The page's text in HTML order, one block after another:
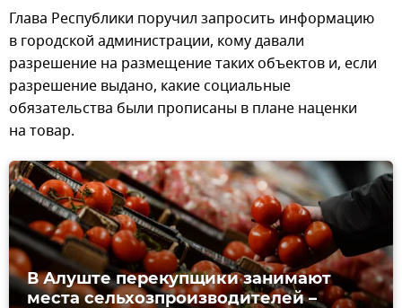
Глава Республики поручил запросить информацию
в городской администрации, кому давали
разрешение на размещение таких объектов и, если
разрешение выдано, какие социальные
обязательства были прописаны в плане наценки
на товар.
В Алуште перекупщики занимают
места сельхозпроизводителей –